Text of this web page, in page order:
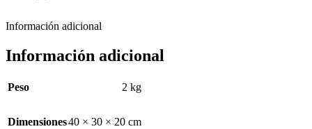
Información adicional
Información adicional
Peso 2 kg
Dimensiones40 × 30 × 20 cm